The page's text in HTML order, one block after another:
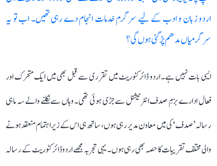
اردو زبان و ادب کے لیے سرگرم خدمات انجام دے رہی تھیں۔ اب تو یہ
سرگرمیاں مدھم پڑ گئی ہوں گی؟
ایسی بات نہیں ہے۔ اردو ڈائرکٹوریٹ میں تقرری سے قبل بھی میں ایک متحرک اور
فعال ادارے بزمِ صدف انٹرنیشنل سے جڑی ہوئی تھی۔ وہاں سے نکلنے والے سہ ماہی
رسالہ ’صدف‘ کی میں معاون مدیر رہی ہوں، ساتھ ہی اس کے زیر اہتمام منعقد ہونے
والی مختلف تقریبات کا حصہ بھی رہی ہوں۔ یہی تجربہ مجھے اردو ڈائرکٹوریٹ کے رسالہ